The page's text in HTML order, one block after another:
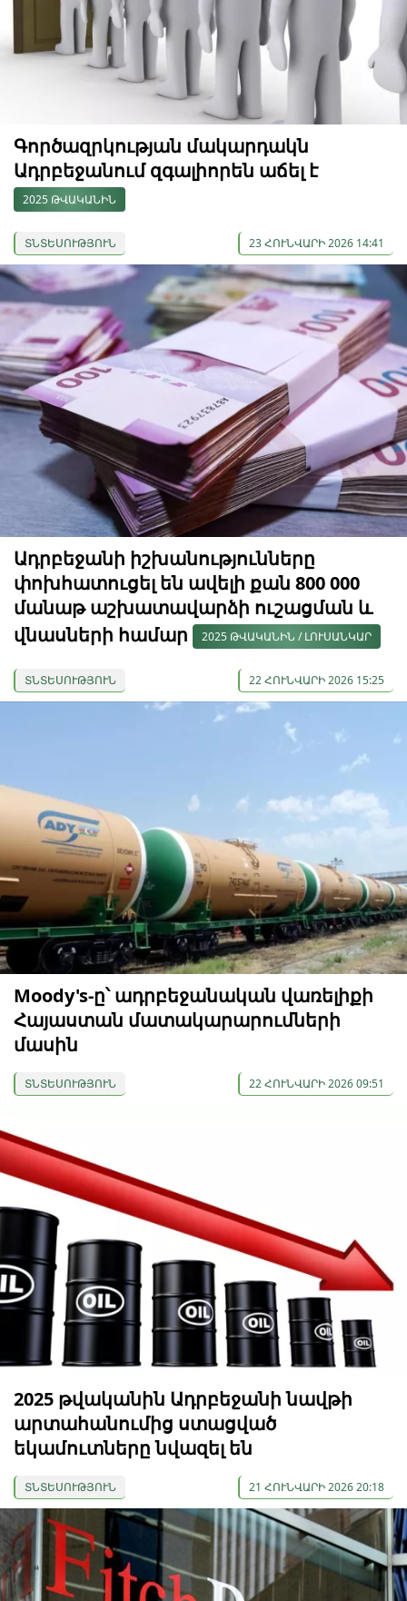
Գործազրկության մակարդակն
Ադրբեջանում զգալիորեն աճել է
2025 ԹՎԱԿԱՆԻՆ
ՏՆՏԵՍՈՒԹՅՈՒՆ 23 ՀՈՒՆՎԱՐԻ 2026 14:41
Ադրբեջանի իշխանությունները
փոխհատուցել են ավելի քան 800 000
մանաթ աշխատավարձի ուշացման և
վնասների համար
2025 ԹՎԱԿԱՆԻՆ / ԼՈՒՍԱՆԿԱՐ
ՏՆՏԵՍՈՒԹՅՈՒՆ 22 ՀՈՒՆՎԱՐԻ 2026 15:25
Moody's-ը՝ ադրբեջանական վառելիքի
Հայաստան մատակարարումների
մասին
ՏՆՏԵՍՈՒԹՅՈՒՆ 22 ՀՈՒՆՎԱՐԻ 2026 09:51
2025 թվականին Ադրբեջանի նավթի
արտահանումից ստացված
եկամուտները նվազել են
ՏՆՏԵՍՈՒԹՅՈՒՆ 21 ՀՈՒՆՎԱՐԻ 2026 20:18